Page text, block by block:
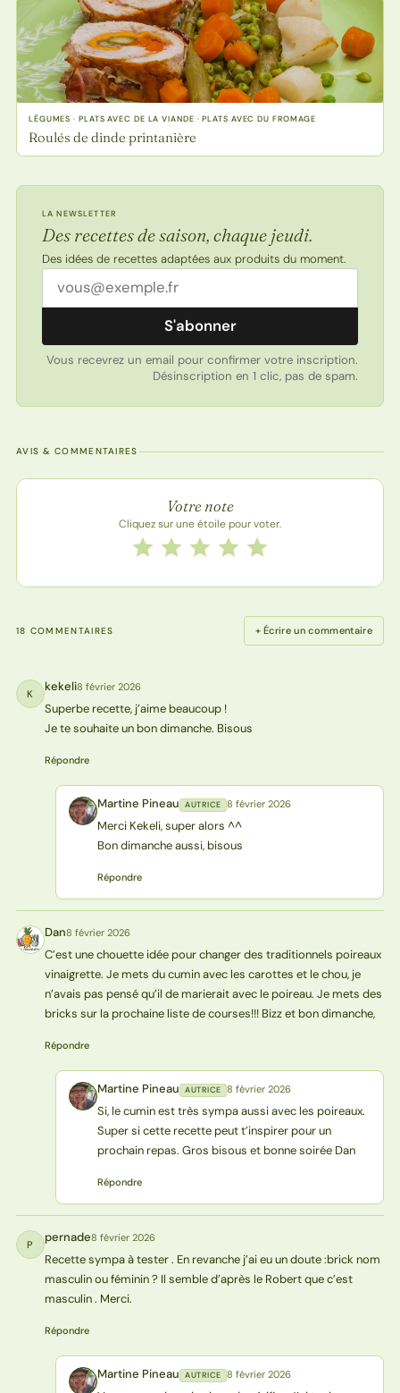
LÉGUMES · PLATS AVEC DE LA VIANDE · PLATS AVEC DU FROMAGE
Roulés de dinde printanière
LA NEWSLETTER
Des recettes de saison, chaque jeudi.
Des idées de recettes adaptées aux produits du moment.
Adresse email
S'abonner
Vous recevrez un email pour confirmer votre inscription.
Désinscription en 1 clic, pas de spam.
AVIS & COMMENTAIRES
Note de la recette
Votre note
Cliquez sur une étoile pour voter.
Notez cette recette de 1 à 5 étoiles
5 étoiles
4 étoiles
3 étoiles
2 étoiles
1 étoile
18 COMMENTAIRES + Écrire un commentaire
K kekeli8 février 2026
Superbe recette, j’aime beaucoup !
Je te souhaite un bon dimanche. Bisous
Répondre
MP Martine Pineau AUTRICE 8 février 2026
Merci Kekeli, super alors ^^
Bon dimanche aussi, bisous
Répondre
D Dan8 février 2026
C’est une chouette idée pour changer des traditionnels poireaux
vinaigrette. Je mets du cumin avec les carottes et le chou, je
n’avais pas pensé qu’il de marierait avec le poireau. Je mets des
bricks sur la prochaine liste de courses!!! Bizz et bon dimanche,
Répondre
MP Martine Pineau AUTRICE 8 février 2026
Si, le cumin est très sympa aussi avec les poireaux.
Super si cette recette peut t’inspirer pour un
prochain repas. Gros bisous et bonne soirée Dan
Répondre
P pernade8 février 2026
Recette sympa à tester . En revanche j’ai eu un doute :brick nom
masculin ou féminin ? Il semble d’après le Robert que c’est
masculin . Merci.
Répondre
MP Martine Pineau AUTRICE 8 février 2026